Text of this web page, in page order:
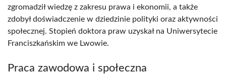
zgromadził wiedzę z zakresu prawa i ekonomii, a także
zdobył doświadczenie w dziedzinie polityki oraz aktywności
społecznej. Stopień doktora praw uzyskał na Uniwersytecie
Franciszkańskim we Lwowie.
Praca zawodowa i społeczna